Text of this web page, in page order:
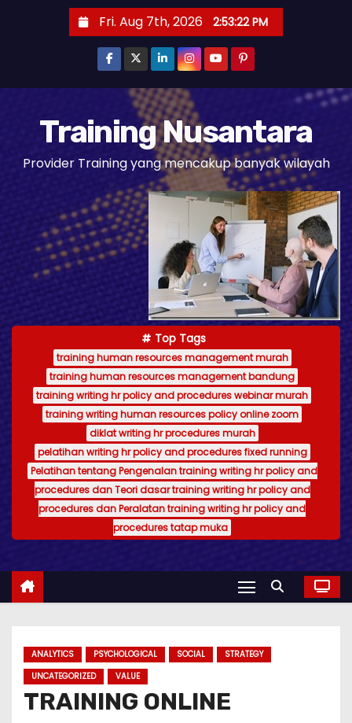
t
Fri. Aug 7th, 2026 2:53:23 PM
Training Nusantara
Provider Training yang mencakup banyak wilayah
Top Tags
training human resources management murah
training human resources management bandung
training writing hr policy and procedures webinar murah
training writing human resources policy online zoom
diklat writing hr procedures murah
pelatihan writing hr policy and procedures fixed running
Pelatihan tentang Pengenalan training writing hr policy and
procedures dan Teori dasar training writing hr policy and
procedures dan Peralatan training writing hr policy and
procedures tatap muka
ANALYTICS PSYCHOLOGICAL SOCIAL
STRATEGY
UNCATEGORIZED
VALUE
TRAINING ONLINE